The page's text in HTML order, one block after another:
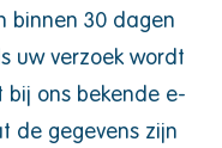
binnen 30 dagen
uw verzoek wordt
bij ons bekende e-
de gegevens zijn